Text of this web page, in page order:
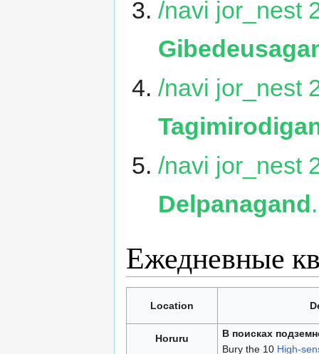
/navi jor_nest
/navi jor_nest
/navi jor_nest
Delpanagand .
Ежедневные
Location
Horuru
В поисках
Bury the 10 High-